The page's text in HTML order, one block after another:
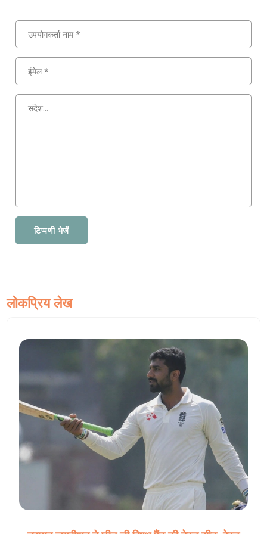
टिप्पणी भेजें
लोकप्रिय लेख